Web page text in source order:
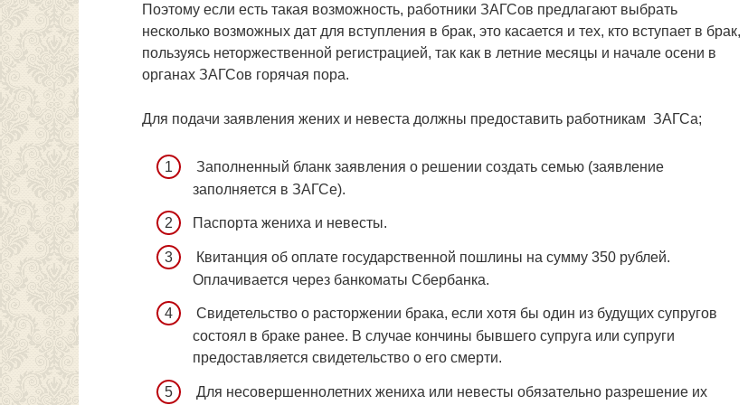
Поэтому если есть такая возможность, работники ЗАГСов предлагают выбрать
несколько возможных дат для вступления в брак, это касается и тех, кто вступает в брак,
пользуясь неторжественной регистрацией, так как в летние месяцы и начале осени в
органах ЗАГСов горячая пора.
Для подачи заявления жених и невеста должны предоставить работникам ЗАГСа;
Заполненный бланк заявления о решении создать семью (заявление
заполняется в ЗАГСе).
Паспорта жениха и невесты.
Квитанция об оплате государственной пошлины на сумму 350 рублей.
Оплачивается через банкоматы Сбербанка.
Свидетельство о расторжении брака, если хотя бы один из будущих супругов
состоял в браке ранее. В случае кончины бывшего супруга или супруги
предоставляется свидетельство о его смерти.
Для несовершеннолетних жениха или невесты обязательно разрешение их